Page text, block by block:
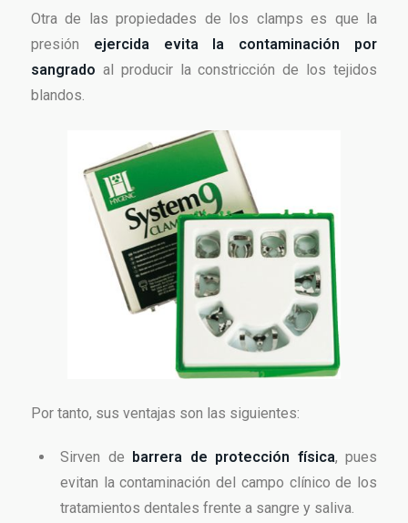
Otra de las propiedades de los clamps es que la
presión ejercida evita la contaminación por
sangrado al producir la constricción de los tejidos
blandos.
Por tanto, sus ventajas son las siguientes:
Sirven de barrera de protección física, pues
evitan la contaminación del campo clínico de los
tratamientos dentales frente a sangre y saliva.